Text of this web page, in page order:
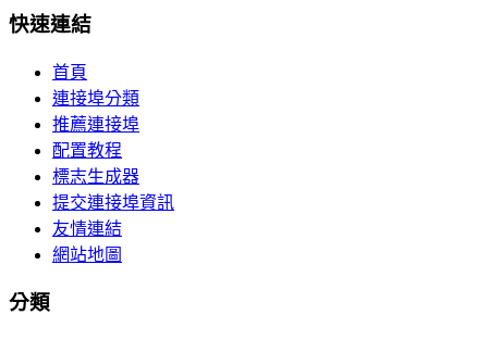
快速連結
首頁
連接埠分類
推薦連接埠
配置教程
標志生成器
提交連接埠資訊
友情連結
網站地圖
分類